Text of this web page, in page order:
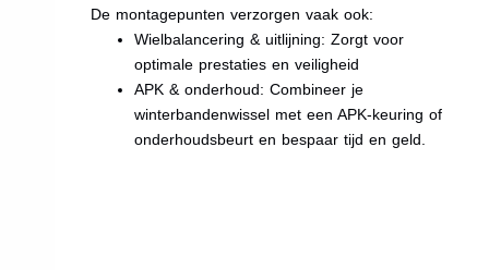
De montagepunten verzorgen vaak ook:
Wielbalancering & uitlijning: Zorgt voor
optimale prestaties en veiligheid
APK & onderhoud: Combineer je
winterbandenwissel met een APK-keuring of
onderhoudsbeurt en bespaar tijd en geld.